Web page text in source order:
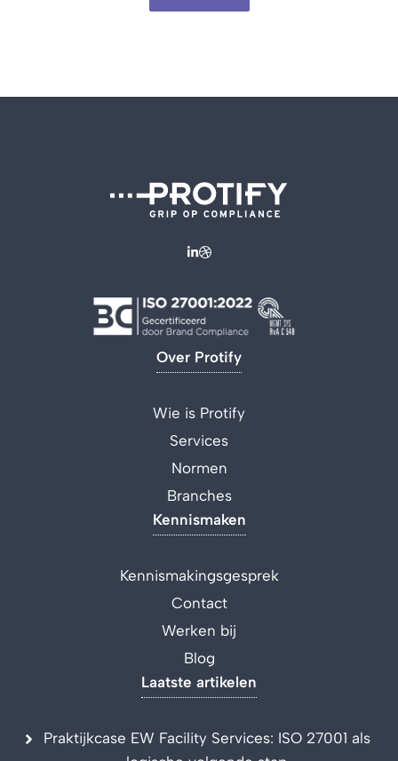
Over Protify
Wie is Protify
Services
Normen
Branches
Kennismaken
Kennismakingsgesprek
Contact
Werken bij
Blog
Laatste artikelen
Praktijkcase EW Facility Services: ISO 27001 als